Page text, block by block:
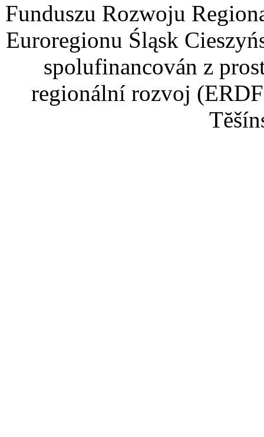
Funduszu Rozwoju
Euroregionu Śląsk
spolufinancován z
regionální rozvoj